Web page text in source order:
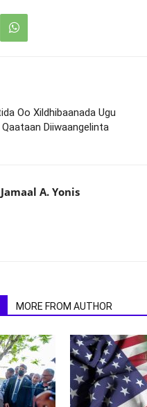
Oo Xildhibaanada Ugu
Diiwaangelinta
Jamaal A. Yonis
MORE FROM AUTHOR